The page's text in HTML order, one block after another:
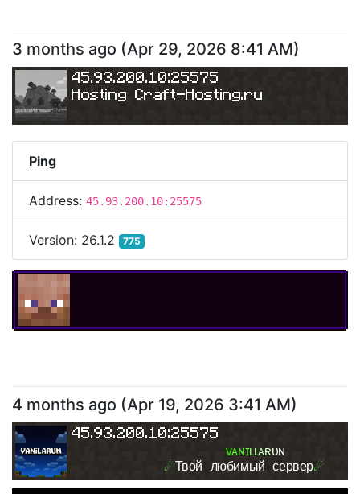
3 months ago (Apr 29, 2026 8:41 AM)
45.93.200.10:25575
Hosting Craft-Hosting.ru
Ping
Address: 45.93.200.10:25575
Version: 26.1.2 775
4 months ago (Apr 19, 2026 3:41 AM)
45.93.200.10:25575
ᴠᴀɴɪʟʟᴀʀᴜɴ
☄Твой любимый сервер☄